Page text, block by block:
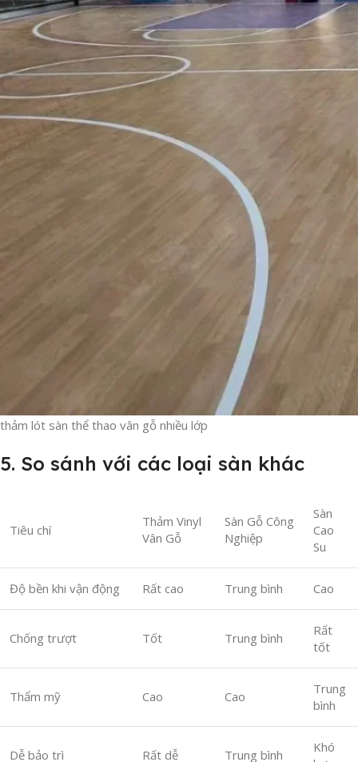
thảm lót sàn thể thao vân gỗ nhiều lớp
5. So sánh với các loại sàn khác
Tiêu chí
Thảm Vinyl
Vân Gỗ
Sàn Gỗ Công
Nghiệp
Sàn
Cao
Su
Độ bền khi vận động Rất cao Trung bình Cao
Chống trượt Tốt Trung bình
Rất
tốt
Thẩm mỹ Cao Cao
Trung
bình
Dễ bảo trì Rất dễ Trung bình
Khó